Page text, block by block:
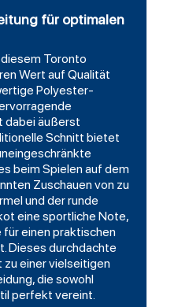
für optimalen
Toronto
Wert auf Qualität
Polyester-
dabei äußerst
Schnitt bietet
beim Spielen auf dem
Zuschauen von zu
und der runde
eine sportliche Note,
einen praktischen
Dieses durchdachte
zu einer vielseitigen
die sowohl
perfekt vereint.